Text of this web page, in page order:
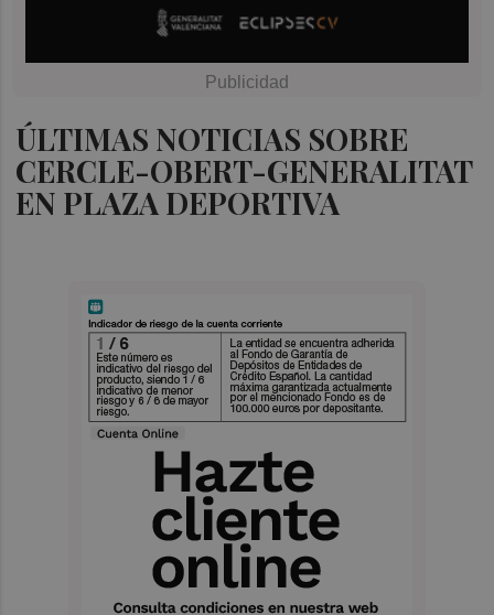
ÚLTIMAS NOTICIAS SOBRE
CERCLE-OBERT-GENERALITAT
EN PLAZA DEPORTIVA